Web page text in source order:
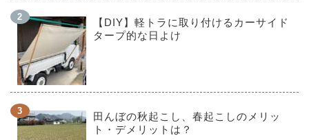
【DIY】軽トラに取り付けるカーサイド
タープ的な日よけ
田んぼの秋起こし、春起こしのメリッ
ト・デメリットは？